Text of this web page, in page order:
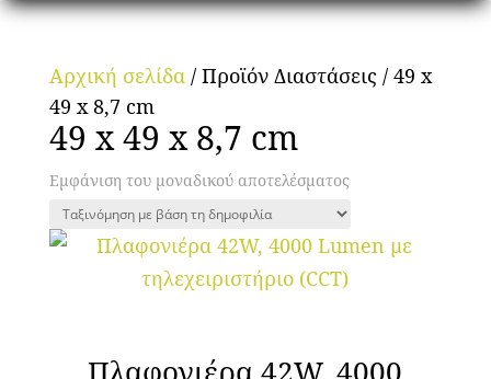
Αρχική σελίδα/ Προϊόν Διαστάσεις / 49 x
49 x 8,7 cm
49 x 49 x 8,7 cm
Εμφάνιση του μοναδικού αποτελέσματος